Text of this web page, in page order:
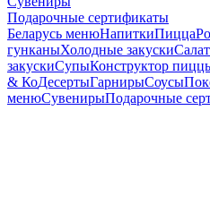
Подарочные сертификаты
Беларусь менюНапиткиПицца
гунканыХолодные закуски
закускиСупыКонструктор
& КоДесертыГарнирыСоусы
менюСувенирыПодарочные